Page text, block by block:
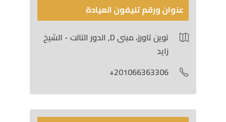
عنوان ورقم تليفون العيادة
توين تاورز، مبنى D, الدور التالت - الشيخ
زايد
201066363306+